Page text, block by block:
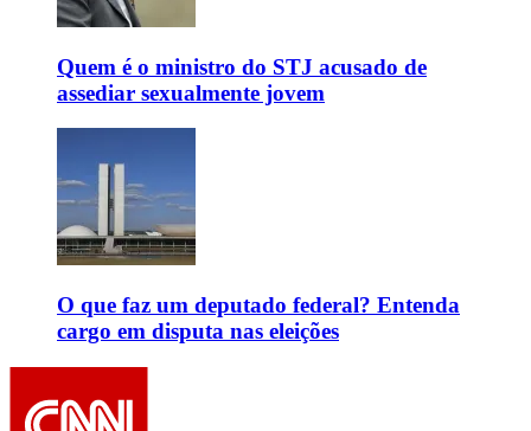
Quem é o ministro do STJ acusado de
assediar sexualmente jovem
O que faz um deputado federal? Entenda
cargo em disputa nas eleições